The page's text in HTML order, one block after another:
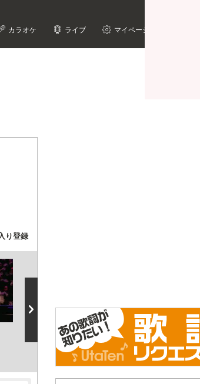
カラオケ ライブ マイページ
り登録
ふわふわ♪ / 牧野由依 covered by
nayuta
【切り抜き
イブ
白銀ノエル